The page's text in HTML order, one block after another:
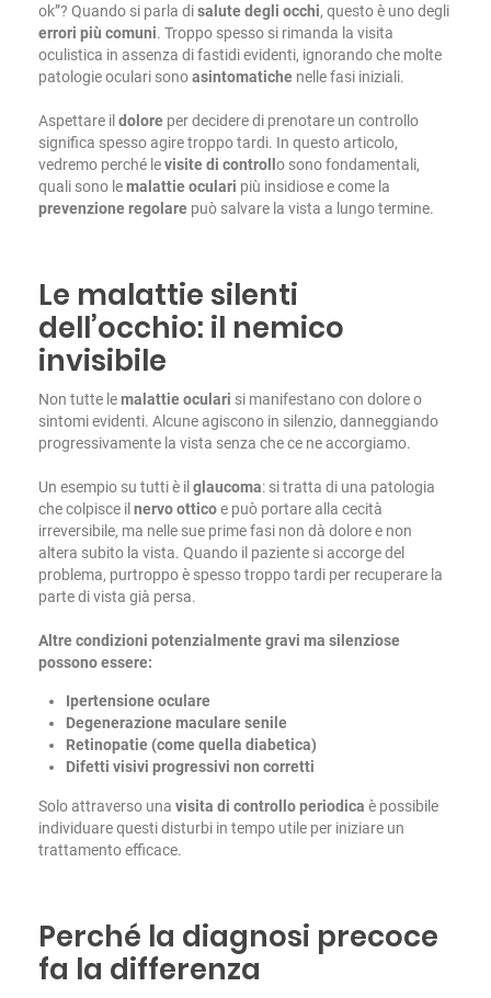
ok”? Quando si parla disalute degli occhi, questo è uno degli
errori più comuni. Troppo spesso si rimanda la visita
oculistica in assenza di fastidi evidenti, ignorando che molte
patologie oculari sonoasintomatiche nelle fasi iniziali.
Aspettare il dolore per decidere di prenotare un controllo
significa spesso agire troppo tardi. In questo articolo,
vedremo perché levisite di controll o sono fondamentali,
quali sono lemalattie oculari più insidiose e come la
prevenzione regolare può salvare la vista a lungo termine.
Le malattie silenti
dell’occhio: il nemico
invisibile
Non tutte lemalattie oculari si manifestano con dolore o
sintomi evidenti. Alcune agiscono in silenzio, danneggiando
progressivamente la vista senza che ce ne accorgiamo.
Un esempio su tutti è il glaucoma: si tratta di una patologia
che colpisce il nervo otticoe può portare alla cecità
irreversibile, ma nelle sue prime fasi non dà dolore e non
altera subito la vista. Quando il paziente si accorge del
problema, purtroppo è spesso troppo tardi per recuperare la
parte di vista già persa.
Altre condizioni potenzialmente gravi ma silenziose
possono essere:
Ipertensione oculare
Degenerazione maculare senile
Retinopatie (come quella diabetica)
Difetti visivi progressivi non corretti
Solo attraverso una visita di controllo periodica è possibile
individuare questi disturbi in tempo utile per iniziare un
trattamento efficace.
Perché la diagnosi precoce
fa la differenza